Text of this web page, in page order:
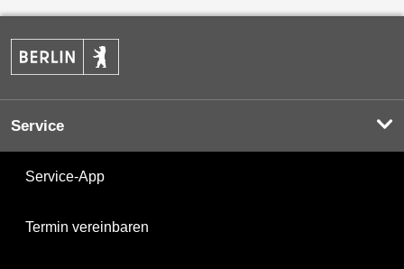
Service
Service-App
Termin vereinbaren